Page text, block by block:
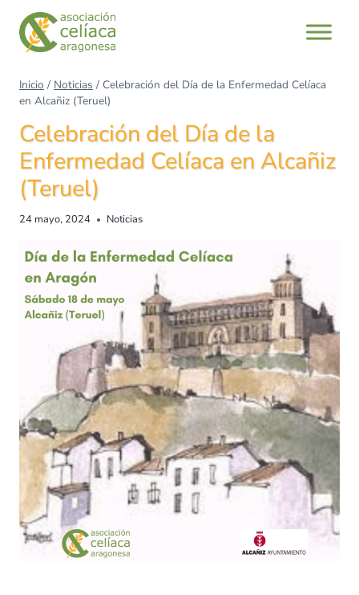
Inicio / Noticias / Celebración del Día de la Enfermedad Celíaca
en Alcañiz (Teruel)
Celebración del Día de la
Enfermedad Celíaca en Alcañiz
(Teruel)
24 mayo, 2024 Noticias